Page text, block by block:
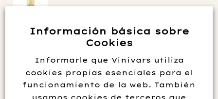
SANZ VERDEJO 2025
Como sucede en todas las bodegas esta gama de vinos (Sanz
Información básica sobre
Cookies
Informarle que Vinivars utiliza
cookies propias esenciales para el
funcionamiento de la web. También